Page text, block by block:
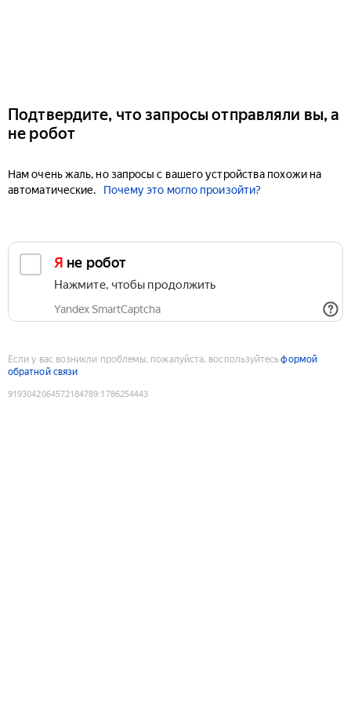
Подтвердите, что запросы отправляли вы, а
не робот
Нам очень жаль, но запросы с вашего устройства похожи на
автоматические.
Почему это могло произойти?
Я не робот
Нажмите, чтобы продолжить
Yandex SmartCaptcha
Если у вас возникли проблемы, пожалуйста, воспользуйтесьформой
обратной связи
9193042064572184789:1786254443